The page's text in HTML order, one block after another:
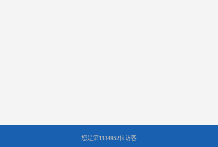
您是第1134952位访客